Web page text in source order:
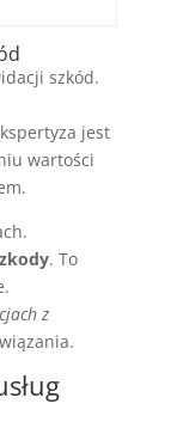
szkód.
jest
wartości
. To
z